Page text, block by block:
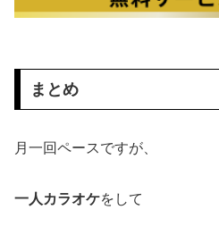
まとめ
月一回ペースですが、
一人カラオケをして